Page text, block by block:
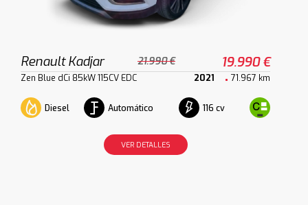
Renault Kadjar 21.990 € 19.990 €
Zen Blue dCi 85kW 115CV EDC 2021 71.967 km
Diesel Automático 116 cv
VER DETALLES